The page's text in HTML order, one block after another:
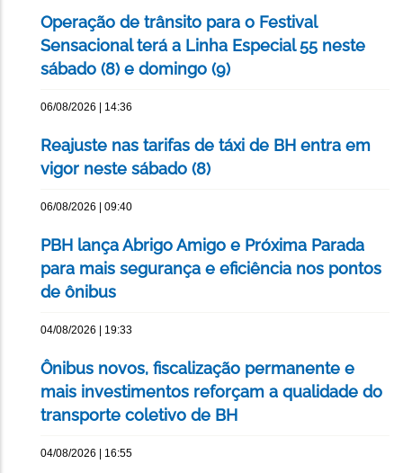
Operação de trânsito para o Festival
Sensacional terá a Linha Especial 55 neste
sábado (8) e domingo (9)
06/08/2026 | 14:36
Reajuste nas tarifas de táxi de BH entra em
vigor neste sábado (8)
06/08/2026 | 09:40
PBH lança Abrigo Amigo e Próxima Parada
para mais segurança e eficiência nos pontos
de ônibus
04/08/2026 | 19:33
Ônibus novos, fiscalização permanente e
mais investimentos reforçam a qualidade do
transporte coletivo de BH
04/08/2026 | 16:55